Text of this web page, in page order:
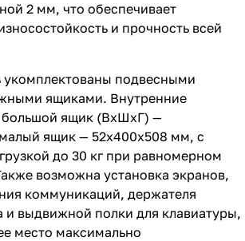
2 мм, что обеспечивает
и прочность всей
укомплектованы подвесными
ящиками. Внутренние
ящик (ВхШхГ) —
ящик — 52х400х508 мм, с
до 30 кг при равномерном
возможна установка экранов,
коммуникаций, держателя
и выдвижной полки для клавиатуры,
место максимально